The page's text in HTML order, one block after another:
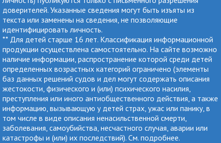
доверителей. Указанные сведения могут быть изъяты из
текста или заменены на сведения, не позволяющие
идентифицировать личность.
** Для детей старше 16 лет. Классификация информационной
продукции осуществлена самостоятельно. На сайте возможно
наличие информации, распространение которой среди детей
определенных возрастных категорий ограничено (элементы
баз данных решений судов и дел могут содержать описания
жестокости, физического и (или) психического насилия,
преступления или иного антиобщественного действия, а также
информацию, вызывающую у детей страх, ужас или панику, в
том числе в виде описания ненасильственной смерти,
заболевания, самоубийства, несчастного случая, аварии или
катастрофы и (или) их последствий). См. подробнее.